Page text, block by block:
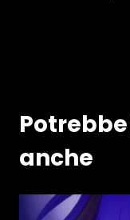
anche